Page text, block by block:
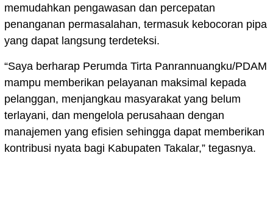
memudahkan pengawasan dan percepatan
penanganan permasalahan, termasuk kebocoran pipa
yang dapat langsung terdeteksi.
“Saya berharap Perumda Tirta Panrannuangku/PDAM
mampu memberikan pelayanan maksimal kepada
pelanggan, menjangkau masyarakat yang belum
terlayani, dan mengelola perusahaan dengan
manajemen yang efisien sehingga dapat memberikan
kontribusi nyata bagi Kabupaten Takalar,” tegasnya.